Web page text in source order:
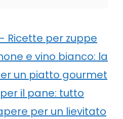
Ricette per zuppe
e vino bianco: la
un piatto gourmet
il pane: tutto
per un lievitato